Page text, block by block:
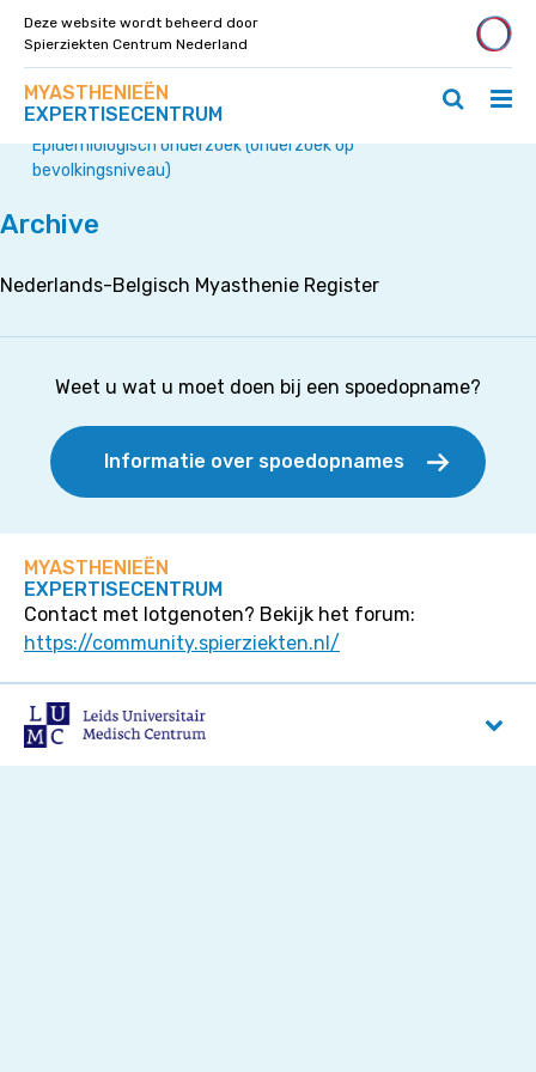
Deze website wordt beheerd door
Spierziekten Centrum Nederland
Navigeer
direct
naar
content
op
deze
site
MYASTHENIEËN
EXPERTISECENTRUM
/
Zoeken
/
Home
»
Epidemiologisch onderzoek (onderzoek op
bevolkingsniveau)
Archive
Nederlands-Belgisch Myasthenie Register
Weet u wat u moet doen bij een spoedopname?
Informatie over spoedopnames
MYASTHENIEËN
EXPERTISECENTRUM
Contact met lotgenoten? Bekijk het forum:
https://community.spierziekten.nl/